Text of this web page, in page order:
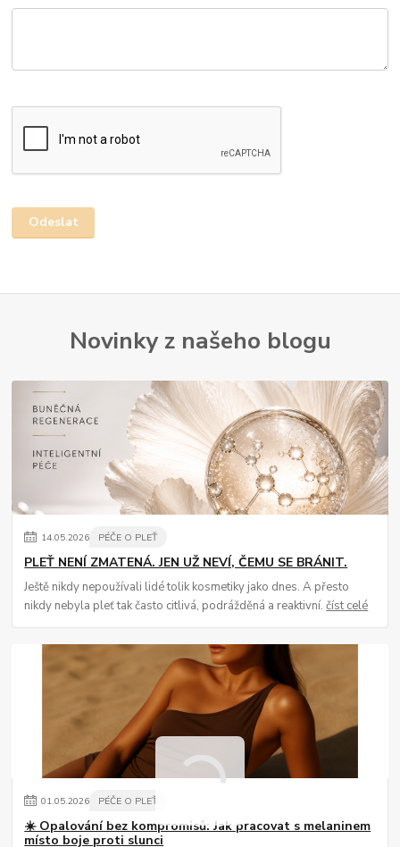
Novinky z našeho blogu
14.05.2026 PÉČE O PLEŤ
PLEŤ NENÍ ZMATENÁ. JEN UŽ NEVÍ, ČEMU SE BRÁNIT.
Ještě nikdy nepoužívali lidé tolik kosmetiky jako dnes. A přesto
nikdy nebyla pleť tak často citlivá, podrážděná a reaktivní.číst celé
01.05.2026 PÉČE O PLEŤ
☀️ Opalování bez kompromisů: Jak pracovat s melaninem
místo boje proti slunci